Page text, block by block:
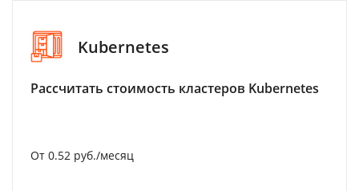
Kubernetes
Рассчитать стоимость кластеров Kubernetes
От 0.52 руб./месяц